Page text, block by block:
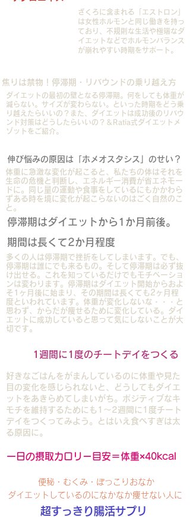
ざくろに含まれる「エストロン」
は女性ホルモンと同じ働きを持っ
ており、不規則な生活や極端なダ
イエットなどでホルモンバランス
が崩れやすい時期をサポート。
​焦りは禁物！ ​停滞期・リバウンドの乗り越え方
ダイエットの最初の壁となる停滞期。何をしても体重が
減らない。サイズが変わらない。といった時期をどう乗
り越えたらいいの？また、ダイエットは成功後のリバウ
ンド対策はどうしたらいいの？＆Ratia式ダイエットメ
ゾットをご紹介。
伸び悩みの原因は「ホメオスタシス」のせい？
体重に急激な変化が起こると、私たちの体はそれを
生命の危機と判断し、エネルギー消費が省エネモー
ドに。同じ量の運動や食事をしているにもかかわら
ずある時を境に変化が起こらないのはごく自然のこ
と。
停滞期はダイエットから1か月前後。
期間は長くて2か月程度
多くの人は停滞期で挫折をしてしまいます。 ​でも、
停滞期は誰にでも来るもの。そして停滞期は必ず抜
け出せる。これを知っているだけでもモチベーショ
ンは変わります。停滞期はダイエット開始からおよ
そ1ヶ月後に始まり、その期間は長くても2ヶ月程
度といわれています。体重が変化しないな・・・と
思わず、からだが痩せるために変化している。ダイ
エットに成功していると思って気にしないことが大
切です。
1週間に1度のチートデイをつくる
好きなごはんをがまんしているのに体重や見た
目の変化を感じられないと、どうしてもダイエ
ットをあきらめてしまいがち。ポジティブなキ
モチを維持するためにも1～2週間に1度チート
デイをつくってみよう。とはいえ食べすぎは太
る原因に。
​一日の摂取カロリー目安＝体重×40kcal
便秘・むくみ・ぽっこりおなか
ダイエットしているのになかなか痩せない人に
超すっきり腸活サプリ